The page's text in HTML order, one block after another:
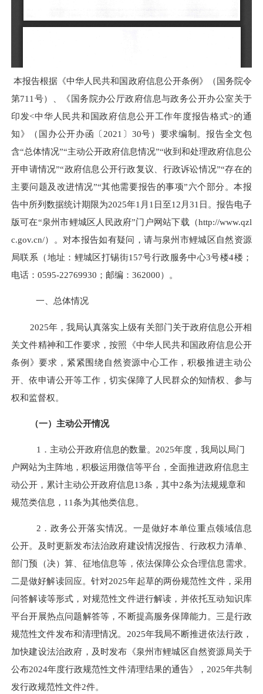
本报告根据《中华人民共和国政府信息公开条例》（国务院令
第711 号）、《国务院办公厅政府信息与政务公开办公室关于
印发<中华人民共和国政府信息公开工作年度报告格式>的通
知》（国办公开办函〔 2021 〕 30号）要求编制。报告全文包
含“总体情况”“主动公开政府信息情况”“收到和处理政府信息公
开申请情况”“政府信息公开行政复议、行政诉讼情况”“存在的
主要问题及改进情况”“其他需要报告的事项”六个部分。本报
告中所列数据统计期限为2025年1 月 1 日至12 月31 日。报告电子
版可在“泉州市鲤城区人民政府”门户网站下载（http://www.qzl
c.gov.cn/）。 对本报告如有疑问，请与泉州市鲤城区自然资源
局联系（地址：鲤城区打锡街157号行政服务中心3号楼4楼 ；
电话： 0595-22769930 ；邮编： 362000）。
一、总体情况
2025年，我局认真落实上级有关部门关于政府信息公开相
关文件精神和工作要求，按照《中华人民共和国政府信息公开
条例》要求，紧紧围绕自然资源中心工作，积极推进主动公
开、依申请公开等工作，切实保障了人民群众的知情权、参与
权和监督权。
（一）主动公开情况
1 ．主动公开政府信息的数量。 2025年度，我局以局门
户网站为主阵地，积极运用微信等平台，全面推进政府信息主
动公开，累计主动公开政府信息13条，其中2条为法规规章和
规范类信息， 11条为其他类信息。
2 ． 政务公开落实情况。一是做好本单位重点领域信息
公开。及时更新发布法治政府建设情况报告、行政权力清单、
部门预（决）算、征地信息等，依法保障公众合理信息需求。
二是做好解读回应。针对2025年起草的两份规范性文件，采用
问答解读等形式，对规范性文件进行解读，并依托互动知识库
平台开展热点问题解答等，不断提高服务保障能力。三是行政
规范性文件发布和清理情况。 2025年我局不断推进依法行政，
加快建设法治政府，及时发布《泉州市鲤城区自然资源局关于
公布2024年度行政规范性文件清理结果的通告》， 2025年共制
发行政规范性文件2件。